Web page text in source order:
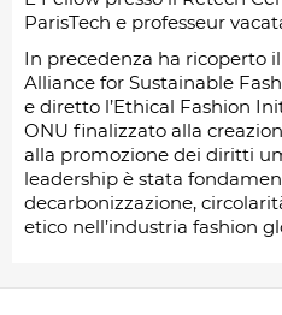
ParisTech e professeur
In precedenza ha ricoperto
Alliance for Sustainable
e diretto l’Ethical Fashion
ONU finalizzato alla
alla promozione dei diritti
leadership è stata
decarbonizzazione,
etico nell’industria fashion